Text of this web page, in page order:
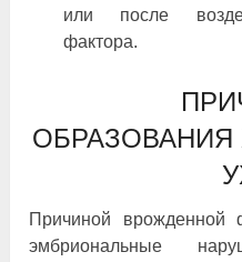
или после
фактора.
Причиной врожденной
эмбриональные